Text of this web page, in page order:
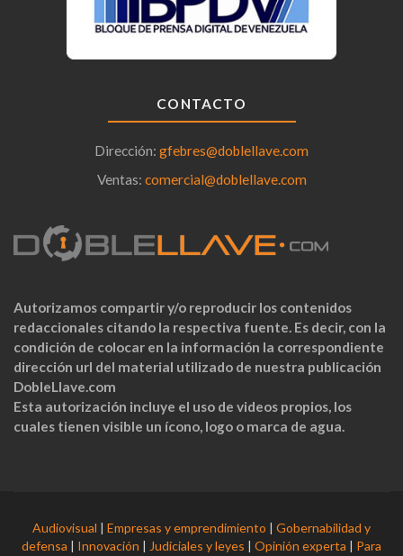
CONTACTO
Dirección: gfebres@doblellave.com
Ventas: comercial@doblellave.com
Autorizamos compartir y/o reproducir los contenidos
redaccionales citando la respectiva fuente. Es decir, con la
condición de colocar en la información la correspondiente
dirección url del material utilizado de nuestra publicación
DobleLlave.com
Esta autorización incluye el uso de videos propios, los
cuales tienen visible un ícono, logo o marca de agua.
Audiovisual | Empresas y emprendimiento | Gobernabilidad y
defensa | Innovación | Judiciales y leyes | Opinión experta | Para